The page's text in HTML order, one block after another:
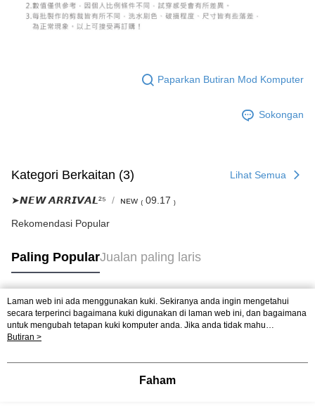
Paparkan Butiran Mod Komputer
Sokongan
Kategori Berkaitan (3) Lihat Semua
➤𝙉𝙀𝙒 𝘼𝙍𝙍𝙄𝙑𝘼𝙇²⁵ ɴᴇᴡ ₍ 09.17 ₎
Rekomendasi Popular
Paling PopularJualan paling laris
Tag Popular
Laman web ini ada menggunakan kuki. Sekiranya anda ingin mengetahui
secara terperinci bagaimana kuki digunakan di laman web ini, dan bagaimana
untuk mengubah tetapan kuki komputer anda. Jika anda tidak mahu
menggunakan kuki di komputer anda, sila rujuk penerangan mengenai kuki.
mengetahui secara terperinci bagaimana kuki digunakan di laman web ini,
mahu menggunakan kuki di komputer anda, sila rujuk penerangan mengenai
Butiran >
Faham